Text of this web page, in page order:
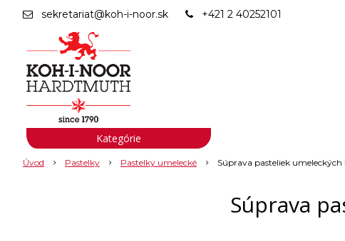
sekretariat@koh-i-noor.sk +421 2 40252101
Úvod Pastelky Pastelky umelecké Súprava pasteliek
Súprava
Kategórie